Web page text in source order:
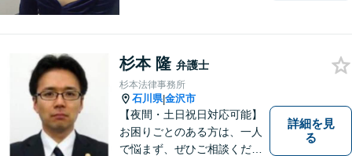
のお悩みも、女性の弁護士が
相談にのることができます。
【女性弁護士在籍】
杉本 隆 弁護士
杉本法律事務所
石川県|金沢市
【夜間・土日祝日対応可能】
お困りごとのある方は、一人
で悩まず、ぜひご相談くださ
詳細を見
る